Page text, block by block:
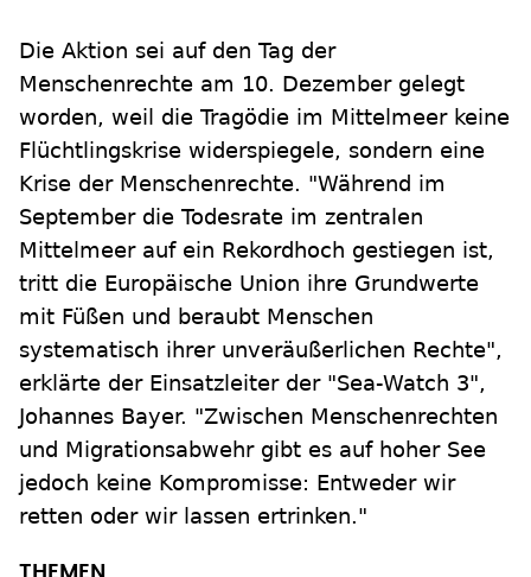
Die Aktion sei auf den Tag der
Menschenrechte am 10. Dezember gelegt
worden, weil die Tragödie im Mittelmeer keine
Flüchtlingskrise widerspiegele, sondern eine
Krise der Menschenrechte. "Während im
September die Todesrate im zentralen
Mittelmeer auf ein Rekordhoch gestiegen ist,
tritt die Europäische Union ihre Grundwerte
mit Füßen und beraubt Menschen
systematisch ihrer unveräußerlichen Rechte",
erklärte der Einsatzleiter der "Sea-Watch 3",
Johannes Bayer. "Zwischen Menschenrechten
und Migrationsabwehr gibt es auf hoher See
jedoch keine Kompromisse: Entweder wir
retten oder wir lassen ertrinken."